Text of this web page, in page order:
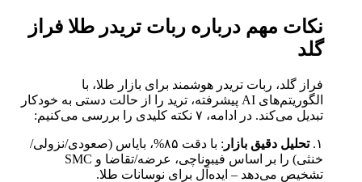
نکات مهم درباره ربات تریدر طلا فراز
گلد
فراز گلد، ربات تریدر هوشمند برای بازار طلا، با
الگوریتم‌های AI پیشرفته، ترید را از حالت دستی به خودکار
تبدیل می‌کند. در ادامه، ۷ نکته کلیدی را بررسی می‌کنیم:
۱. تحلیل دقیق بازار
: با دقت ۸۵%، بایاس (صعودی/نزولی/
خنثی) را بر اساس فیبوناچی، عرضه/تقاضا و SMC
تشخیص می‌دهد – ایده‌آل برای نوسانات طلا.